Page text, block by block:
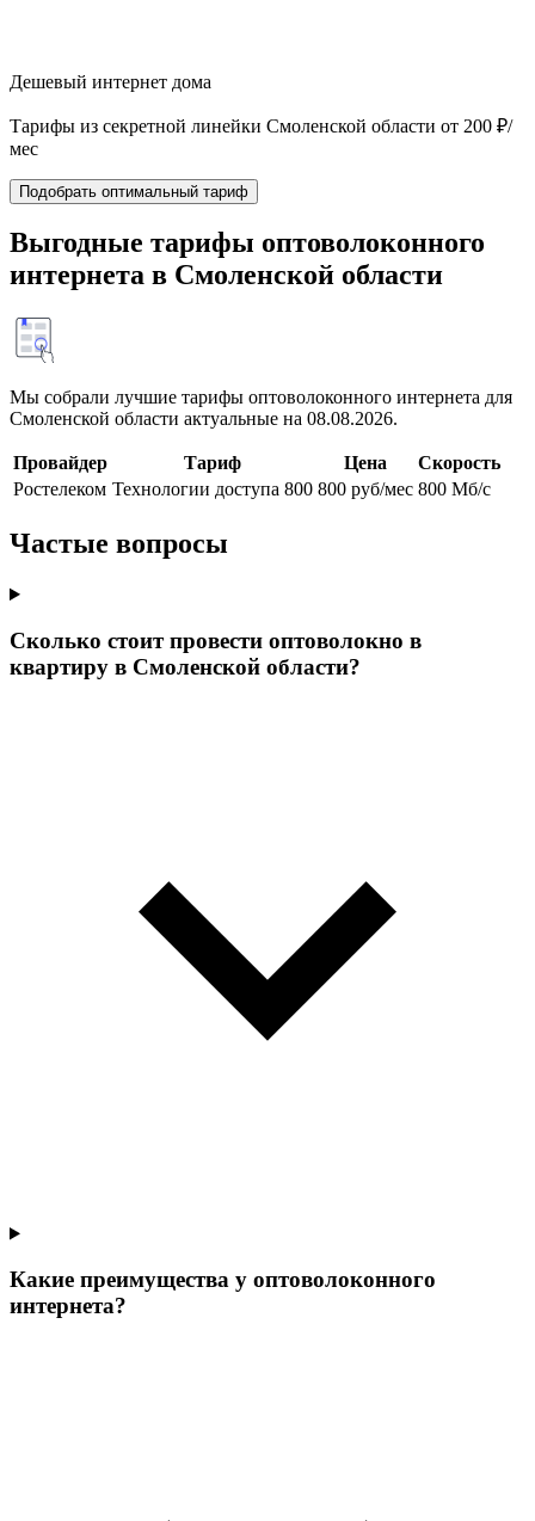
Дешевый интернет дома
Тарифы из секретной линейки Смоленской области от 200 ₽/
мес
Подобрать оптимальный тариф
Выгодные тарифы оптоволоконного
интернета в Смоленской области
Мы собрали лучшие тарифы оптоволоконного интернета для
Смоленской области актуальные на 08.08.2026.
Провайдер Тариф Цена
Скорость
Ростелеком Технологии доступа 800 800 руб/мес 800 Мб/с
Частые вопросы
Сколько стоит провести оптоволокно в
квартиру в Смоленской области?
Какие преимущества у оптоволоконного
интернета?